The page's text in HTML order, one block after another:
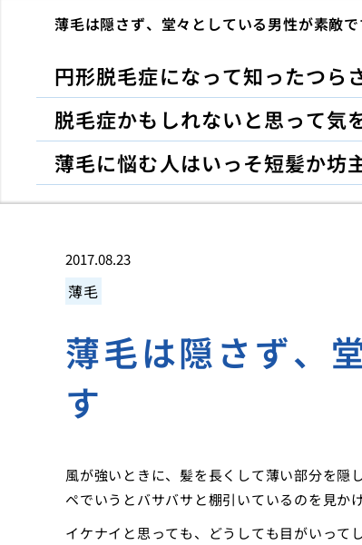
薄毛は隠さず、堂々としている男性が素敵で
円形脱毛症になって知ったつら
脱毛症かもしれないと思って気
薄毛に悩む人はいっそ短髪か坊
2017.08.23
薄毛
薄毛は隠さず、
す
風が強いときに、髪を長くして薄い部分を隠
ペでいうとバサバサと棚引いているのを見か
イケナイと思っても、どうしても目がいって